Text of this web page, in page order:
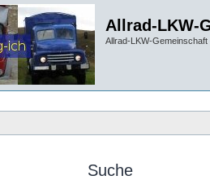
Allrad-LKW-
Allrad-LKW-
Suche